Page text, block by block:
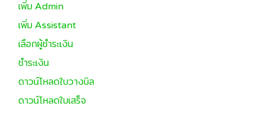
เพิ่ม Admin
เพิ่ม Assistant
เลือกผู้ชำระเงิน
ชำระเงิน
ดาวน์โหลดใบวางบิล
ดาวน์โหลดใบเสร็จ